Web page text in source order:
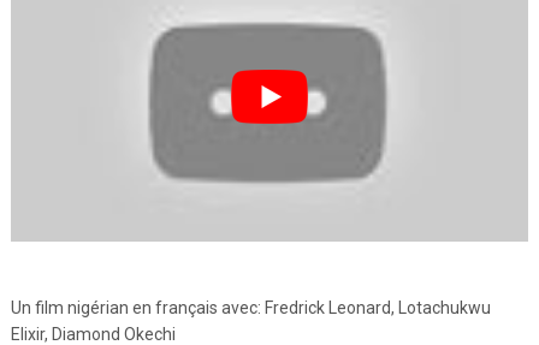
Un film nigérian en français avec: Fredrick Leonard, Lotachukwu
Elixir, Diamond Okechi